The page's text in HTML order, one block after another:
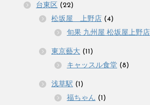
台東区 (22)
松坂屋 上野店 (4)
旬果 九州屋 松坂屋上野店
東京藝大 (11)
キャッスル食堂 (8)
浅草駅 (1)
福ちゃん (1)